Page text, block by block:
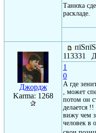
Танюха
раскладе.
Джордж
Karma: 1268
113331
1
0
А где
, может
потом он
делается
вижу чем
человек в